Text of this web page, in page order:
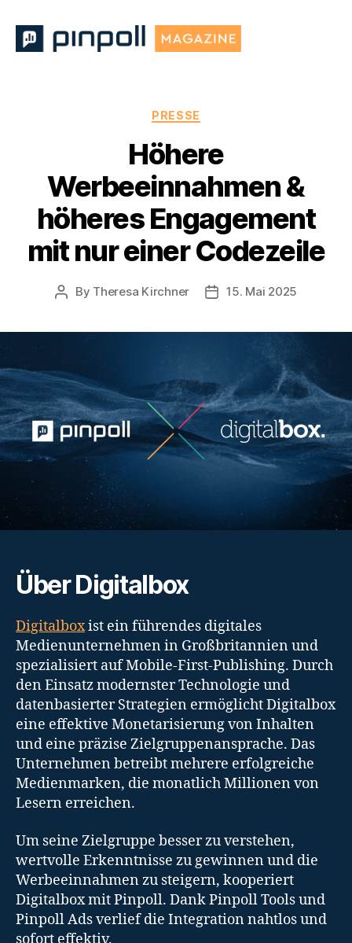
Categories
PRESSE
Höhere
Werbeeinnahmen &
höheres Engagement
mit nur einer Codezeile
Post
By Theresa Kirchner
Post15. Mai 2025
Über Digitalbox
Digitalboxist ein führendes digitales
Medienunternehmen in Großbritannien und
spezialisiert auf Mobile-First-Publishing. Durch
den Einsatz modernster Technologie und
datenbasierter Strategien ermöglicht Digitalbox
eine effektive Monetarisierung von Inhalten
und eine präzise Zielgruppenansprache. Das
Unternehmen betreibt mehrere erfolgreiche
Medienmarken, die monatlich Millionen von
Lesern erreichen.
Um seine Zielgruppe besser zu verstehen,
wertvolle Erkenntnisse zu gewinnen und die
Werbeeinnahmen zu steigern, kooperiert
Digitalbox mit Pinpoll. Dank Pinpoll Tools und
Pinpoll Ads verlief die Integration nahtlos und